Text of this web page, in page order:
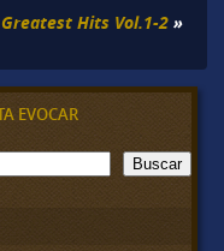
Hits Vol.1-2 »
EVOCAR
Buscar